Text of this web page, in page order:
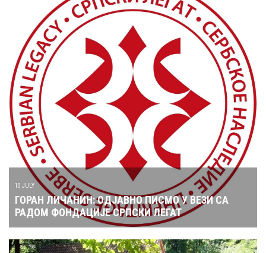
10 JULY
ГОРАН ЛИЧАНИН: ОДЈАВНО ПИСМО У ВЕЗИ СА
РАДОМ ФОНДАЦИЈЕ СРПСКИ ЛЕГАТ